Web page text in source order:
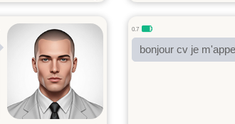
0.7
bonjour cv je